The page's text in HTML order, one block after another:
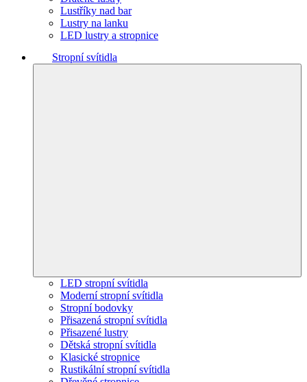
Lustříky nad bar
Lustry na lanku
LED lustry a stropnice
Stropní svítidla
LED stropní svítidla
Moderní stropní svítidla
Stropní bodovky
Přisazená stropní svítidla
Přisazené lustry
Dětská stropní svítidla
Klasické stropnice
Rustikální stropní svítidla